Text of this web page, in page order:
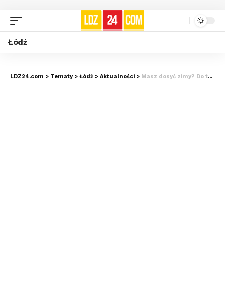
Łódź
LDZ24.com > Tematy > Łódź > Aktualności > Masz dosyć zimy? Do tych ciepłych miejsc polecisz z Łodzi